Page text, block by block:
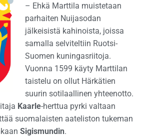
– Ehkä Marttila muistetaan
parhaiten Nuijasodan
jälkeisistä kahinoista, joissa
samalla selviteltiin Ruotsi-
Suomen kuningasriitoja.
Vuonna 1599 käyty Marttilan
taistelu on ollut Härkätien
suurin sotilaallinen yhteenotto.
Kaarle-herttua pyrki valtaan
suomalaisten aateliston tukeman
Sigismundin.